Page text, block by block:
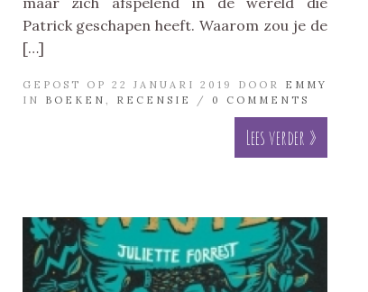
Patrick geschapen heeft. Waarom zou je de
[…]
GEPOST OP 22 JANUARI 2019 DOOR
EMMY
IN
BOEKEN , RECENSIE / 0 COMMENTS
Lees verder »